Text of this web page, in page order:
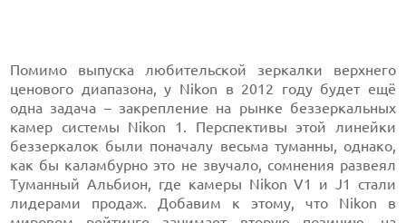
Помимо выпуска любительской зеркалки верхнего
ценового диапазона, у Nikon в 2012 году будет ещё
одна задача – закрепление на рынке беззеркальных
камер системы Nikon 1. Перспективы этой линейки
беззеркалок были поначалу весьма туманны, однако,
как бы каламбурно это не звучало, сомнения развеял
Туманный Альбион, где камеры Nikon V1 и J1 стали
лидерами продаж. Добавим к этому, что Nikon в